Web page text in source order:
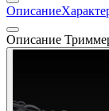
Описание
Описание